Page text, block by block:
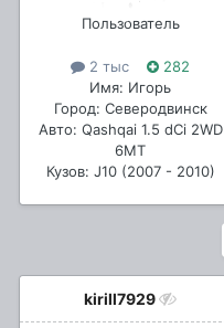
Пользователь
2 тыс
282
Имя: Игорь
Город: Северодвинск
Авто: Qashqai 1.5 dCi 2WD
6МТ
Кузов: J10 (2007 - 2010)
kirill7929